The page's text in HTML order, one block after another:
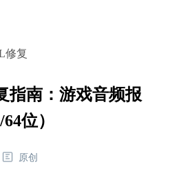
修复
指南：游戏音频报
位）
原创